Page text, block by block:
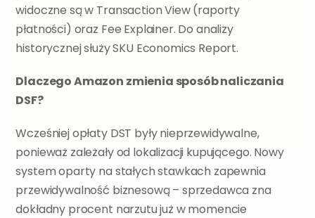
widoczne są w Transaction View (raporty
płatności) oraz Fee Explainer. Do analizy
historycznej służy SKU Economics Report.
Dlaczego Amazon zmienia sposób naliczania
DSF?
Wcześniej opłaty DST były nieprzewidywalne,
ponieważ zależały od lokalizacji kupującego. Nowy
system oparty na stałych stawkach zapewnia
przewidywalność biznesową – sprzedawca zna
dokładny procent narzutu już w momencie